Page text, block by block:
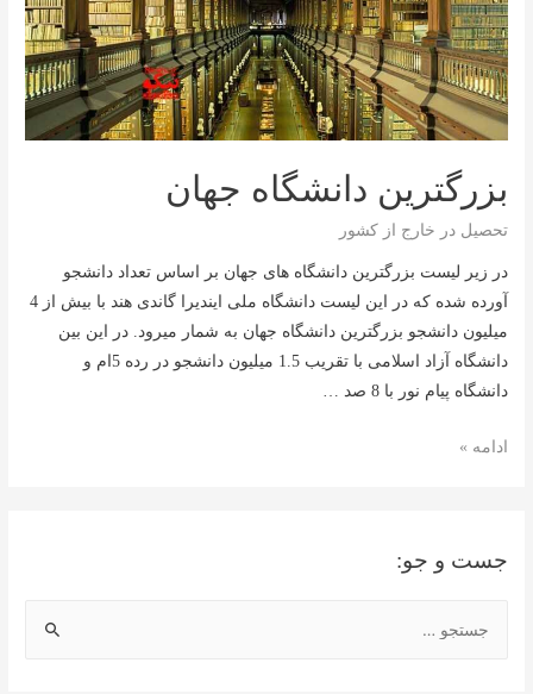
جست و جو:
بزرگترین دانشگاه جهان
تحصیل در خارج از کشور
در زیر لیست بزرگترین دانشگاه های جهان بر اساس تعداد دانشجو
آورده شده که در این لیست دانشگاه ملی ایندیرا گاندی هند با بیش از 4
میلیون دانشجو بزرگترین دانشگاه جهان به شمار میرود. در این بین
دانشگاه آزاد اسلامی با تقریب 1.5 میلیون دانشجو در رده 5ام و
دانشگاه پیام نور با 8 صد …
بزرگترین
ادامه »